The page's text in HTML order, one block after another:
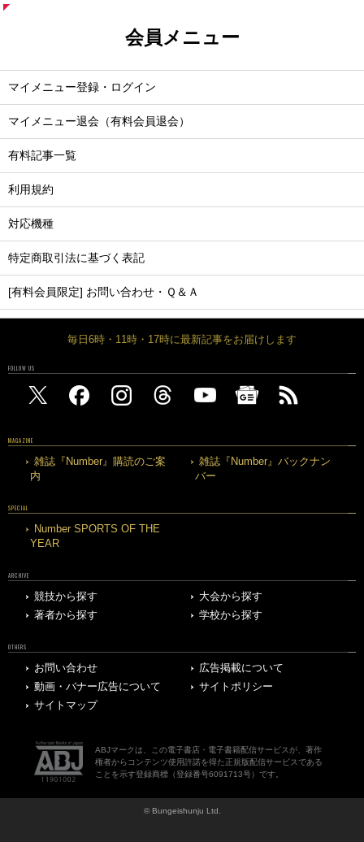
会員メニュー
マイメニュー登録・ログイン
マイメニュー退会（有料会員退会）
有料記事一覧
利用規約
対応機種
特定商取引法に基づく表記
[有料会員限定] お問い合わせ・Ｑ＆Ａ
毎日6時・11時・17時に最新記事をお届けします
FOLLOW US
MAGAZINE
雑誌『Number』購読のご案
内
雑誌『Number』バックナン
バー
SPECIAL
Number SPORTS OF THE
YEAR
ARCHIVE
競技から探す
大会から探す
著者から探す
学校から探す
OTHERS
お問い合わせ
広告掲載について
動画・バナー広告について
サイトポリシー
サイトマップ
ABJマークは、この電子書店・電子書籍配信サービスが、著作
権者からコンテンツ使用許諾を得た正規版配信サービスである
ことを示す登録商標（登録番号6091713号）です。
© Bungeishunju Ltd.